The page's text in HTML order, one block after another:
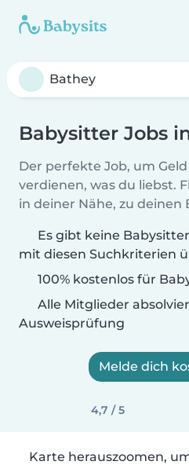
Babysitter Jobs
Der perfekte Job, um
verdienen, was du liebst.
in deiner Nähe, zu deinen
Es gibt keine
mit diesen Suchkriterien
100% kostenlos für
Alle Mitglieder
Ausweisprüfung
Melde dich
4,7 / 5
Karte herauszoomen,